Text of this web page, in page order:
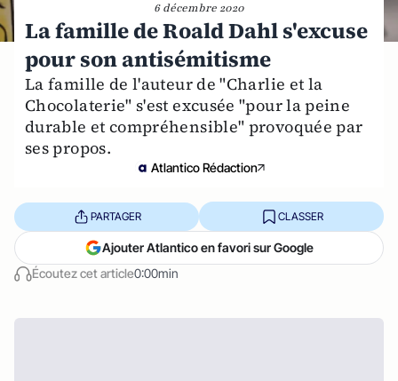
6 décembre 2020
La famille de Roald Dahl s'excuse
pour son antisémitisme
La famille de l'auteur de "Charlie et la
Chocolaterie" s'est excusée "pour la peine
durable et compréhensible" provoquée par
ses propos.
Atlantico Rédaction
Écoutez cet article0:00min
PARTAGER CLASSER
Ajouter Atlantico en favori sur Google